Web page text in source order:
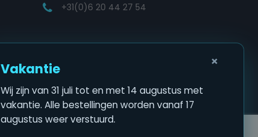
+31(0)6 20 44 27 54
×
Vakantie
Wij zijn van 31 juli tot en met 14 augustus met
vakantie. Alle bestellingen worden vanaf 17
augustus weer verstuurd.